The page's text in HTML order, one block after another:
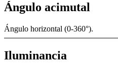
Ángulo acimutal
Ángulo horizontal (0-360°).
Iluminancia